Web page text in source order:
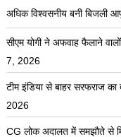
अधिक विश्वसनीय बनी बिजली
सीएम योगी ने अफवाह फैलाने
7, 2026
टीम इंडिया से बाहर सरफराज का
2026
CG लोक अदालत में समझौते से